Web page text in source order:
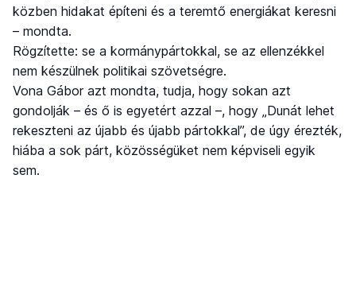
közben hidakat építeni és a teremtő energiákat keresni
– mondta.
Rögzítette: se a kormánypártokkal, se az ellenzékkel
nem készülnek politikai szövetségre.
Vona Gábor azt mondta, tudja, hogy sokan azt
gondolják – és ő is egyetért azzal –, hogy „Dunát lehet
rekeszteni az újabb és újabb pártokkal”, de úgy érezték,
hiába a sok párt, közösségüket nem képviseli egyik
sem.